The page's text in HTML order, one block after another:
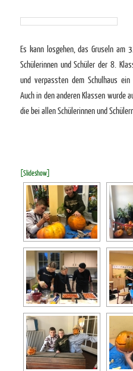
Es kann losgehen, das Gruseln am
Schülerinnen und Schüler der 8.
und verpassten dem Schulhaus
Auch in den anderen Klassen wurde
die bei allen Schülerinnen und
[Slideshow]